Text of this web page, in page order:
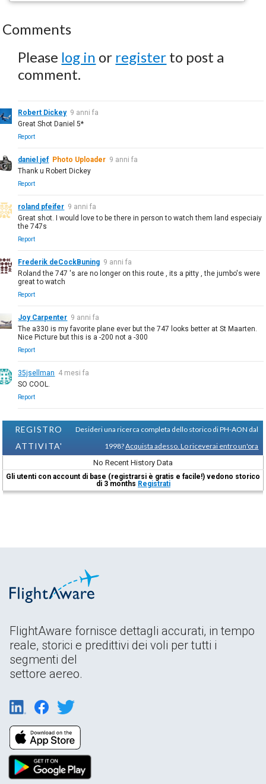
Comments
Please log in or register to post a
comment.
Robert Dickey 9 anni fa
Great Shot Daniel 5*
Report
daniel jef Photo Uploader 9 anni fa
Thank u Robert Dickey
Report
roland pfeifer 9 anni fa
Great shot. I would love to be there in person to watch them land especiaiy
the 747s
Report
Frederik deCockBuning 9 anni fa
Roland the 747 's are no longer on this route , its a pitty , the jumbo's were
great to watch
Report
Joy Carpenter 9 anni fa
The a330 is my favorite plane ever but the 747 looks better at St Maarten.
Nice Picture but this is a -200 not a -300
Report
35jsellman 4 mesi fa
SO COOL.
Report
REGISTRO
ATTIVITA'
Desideri una ricerca completa dello storico di PH-AON dal
1998?Acquista adesso. Lo riceverai entro un'ora
No Recent History Data
Gli utenti con account di base (registrarsi è gratis e facile!) vedono storico
di 3 months Registrati
FlightAware fornisce dettagli accurati, in tempo
reale, storici e predittivi dei voli per tutti i
segmenti del
settore aereo.